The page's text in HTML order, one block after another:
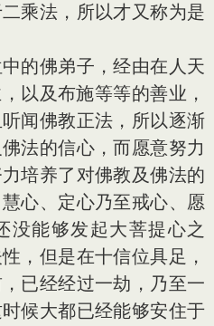
乘法，所以才又称为是
佛弟子，经由在人天
以及布施等等的善业，
闻佛教正法，所以逐渐
法的信心，而愿意努力
培养了对佛教及佛法的
心、定心乃至戒心、愿
没能够发起大菩提心之
，但是在十信位具足，
已经经过一劫，乃至一
候大都已经能够安住于